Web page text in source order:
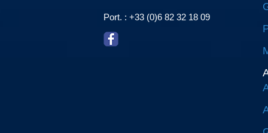
Port. : +33 (0)6 82 32 18 09